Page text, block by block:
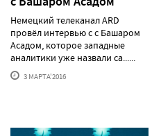
Немецкий телеканал ARD
провёл интервью с с Башаром
Асадом, которое западные
аналитики уже назвали са......
3 МАРТА'2016